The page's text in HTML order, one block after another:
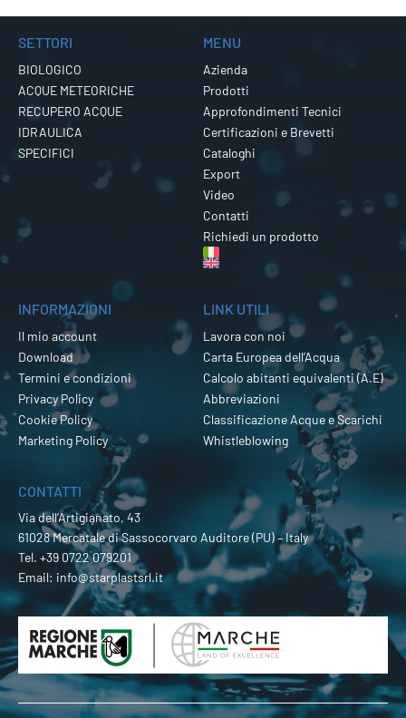
SETTORI
BIOLOGICO
ACQUE METEORICHE
RECUPERO ACQUE
IDRAULICA
SPECIFICI
MENU
Azienda
Prodotti
Approfondimenti Tecnici
Certificazioni e Brevetti
Cataloghi
Export
Video
Contatti
Richiedi un prodotto
INFORMAZIONI
Il mio account
Download
Termini e condizioni
Privacy Policy
Cookie Policy
Marketing Policy
LINK UTILI
Lavora con noi
Carta Europea dell’Acqua
Calcolo abitanti equivalenti (A.E)
Abbreviazioni
Classificazione Acque e Scarichi
Whistleblowing
CONTATTI
Via dell’Artigianato, 43
61028 Mercatale di Sassocorvaro Auditore (PU) – Italy
Tel. +39 0722 079201
Email: info@starplastsrl.it